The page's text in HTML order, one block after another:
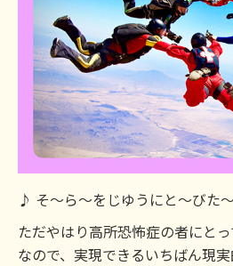
♪ そ〜ら〜をじゆうにと〜びた
ただやはり高所恐怖症の者にと
なので、実現できるいちばん現